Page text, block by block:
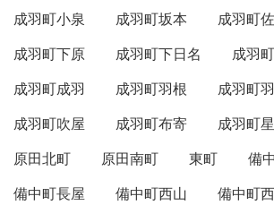
成羽町小泉
成羽町坂本
成羽町
成羽町下原
成羽町下日名
成羽
成羽町成羽
成羽町羽根
成羽町
成羽町吹屋
成羽町布寄 成羽町
原田北町
原田南町 東町
備
備中町長屋
備中町西山
備中町